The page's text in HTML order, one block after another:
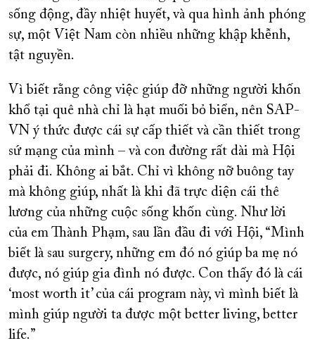
sống động, đầy nhiệt huyết, và qua hình ảnh phóng
sự, một Việt Nam còn nhiều những khập khễnh,
tật nguyền.
Vì biết rằng công việc giúp đỡ những người khốn
khổ tại quê nhà chỉ là hạt muối bỏ biển, nên SAP-
VN ý thức được cái sự cấp thiết và cần thiết trong
sứ mạng của mình – và con đường rất dài mà Hội
phải đi. Không ai bắt. Chỉ vì không nỡ buông tay
mà không giúp, nhất là khi đã trực diện cái thê
lương của những cuộc sống khốn cùng. Như lời
của em Thành Phạm, sau lần đầu đi với Hội, “Mình
biết là sau surgery, những em đó nó giúp ba mẹ nó
được, nó giúp gia đình nó được. Con thấy đó là cái
‘most worth it’ của cái program này, vì mình biết là
mình giúp người ta được một better living, better
life.”